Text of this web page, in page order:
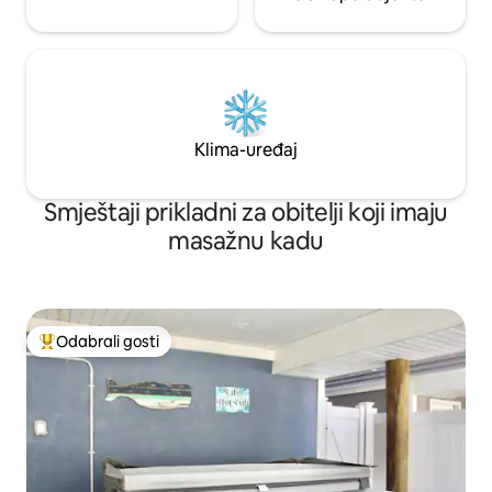
Klima-uređaj
Smještaji prikladni za obitelji koji imaju
masažnu kadu
Među najviše rangiranima s oznakom „Odabrali gosti”
Odabrali gosti